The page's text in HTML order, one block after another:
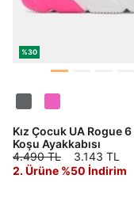
%30
Kız Çocuk UA Rogue 6
Koşu Ayakkabısı
4.490 TL
3.143 TL
2. Ürüne %50 İndirim